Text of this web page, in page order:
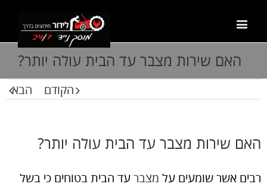
האם שירות מצבר עד הבית עולה יותר?
הקודם הבא
האם שירות מצבר עד הבית עולה יותר?
רבים אשר שומעים על מצברעד הבית בטוחים כי בשל